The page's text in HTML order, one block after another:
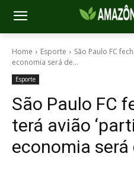
Home Esporte
São Paulo FC
economia será de...
Esporte
São Paulo FC
terá avião
economia será